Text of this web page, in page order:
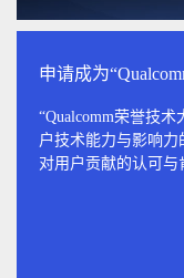
申请成为
“Qualcomm荣誉技术
户技术能力与影响力
对用户贡献的认可与